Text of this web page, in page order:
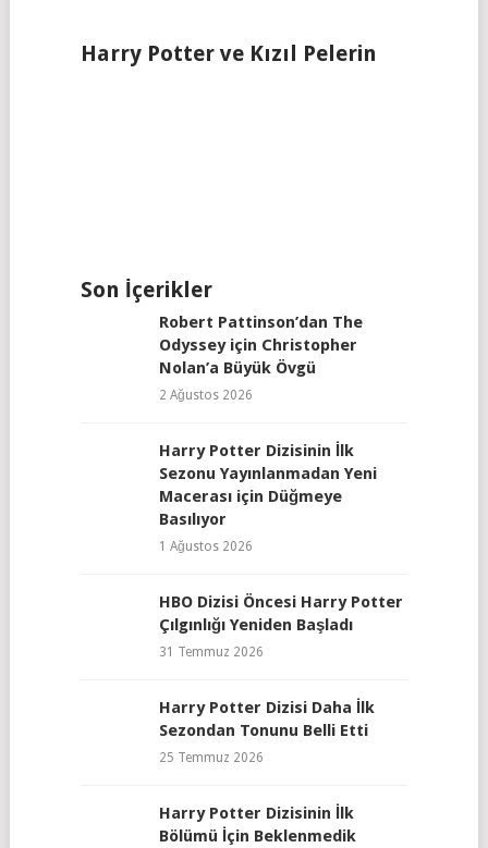
Harry Potter ve Kızıl Pelerin
Son İçerikler
Robert Pattinson’dan The
Odyssey için Christopher
Nolan’a Büyük Övgü
2 Ağustos 2026
Harry Potter Dizisinin İlk
Sezonu Yayınlanmadan Yeni
Macerası için Düğmeye
Basılıyor
1 Ağustos 2026
HBO Dizisi Öncesi Harry Potter
Çılgınlığı Yeniden Başladı
31 Temmuz 2026
Harry Potter Dizisi Daha İlk
Sezondan Tonunu Belli Etti
25 Temmuz 2026
Harry Potter Dizisinin İlk
Bölümü İçin Beklenmedik